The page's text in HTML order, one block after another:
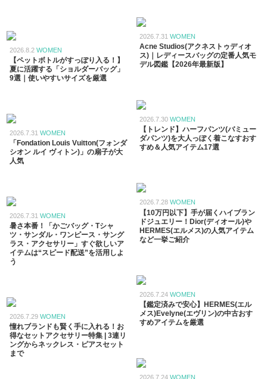
2026.8.2WOMEN
【ペットボトルがすっぽり入る！】
夏に活躍する「ショルダーバッグ」
9選｜使いやすいサイズを厳選
2026.7.31WOMEN
「Fondation Louis Vuitton(フォンダ
シオン ルイ ヴィトン)」の扇子が大
人気
2026.7.31WOMEN
暑さ本番！「かごバッグ・Tシャ
ツ・サンダル・ワンピース・サング
ラス・アクセサリー」すぐ欲しいア
イテムは“スピード配送”を活用しよ
う
2026.7.29WOMEN
憧れブランドも賢く手に入れる！お
得なセットアクセサリー特集 | 3連リ
ングからネックレス・ピアスセット
まで
2026.7.31 WOMEN
Acne Studios(アクネストゥディオ
ス)｜レディースバッグの定番人気モ
デル図鑑【2026年最新版】
2026.7.30 WOMEN
【トレンド】ハーフパンツ(バミュー
ダパンツ)を大人っぽく着こなすおす
すめ＆人気アイテム17選
2026.7.28 WOMEN
【10万円以下】手が届くハイブラン
ドジュエリー！Dior(ディオール)や
HERMES(エルメス)の人気アイテム
など一挙ご紹介
2026.7.24 WOMEN
【鑑定済みで安心】HERMES(エル
メス)Evelyne(エヴリン)の中古おす
すめアイテムを厳選
2026.7.24 WOMEN